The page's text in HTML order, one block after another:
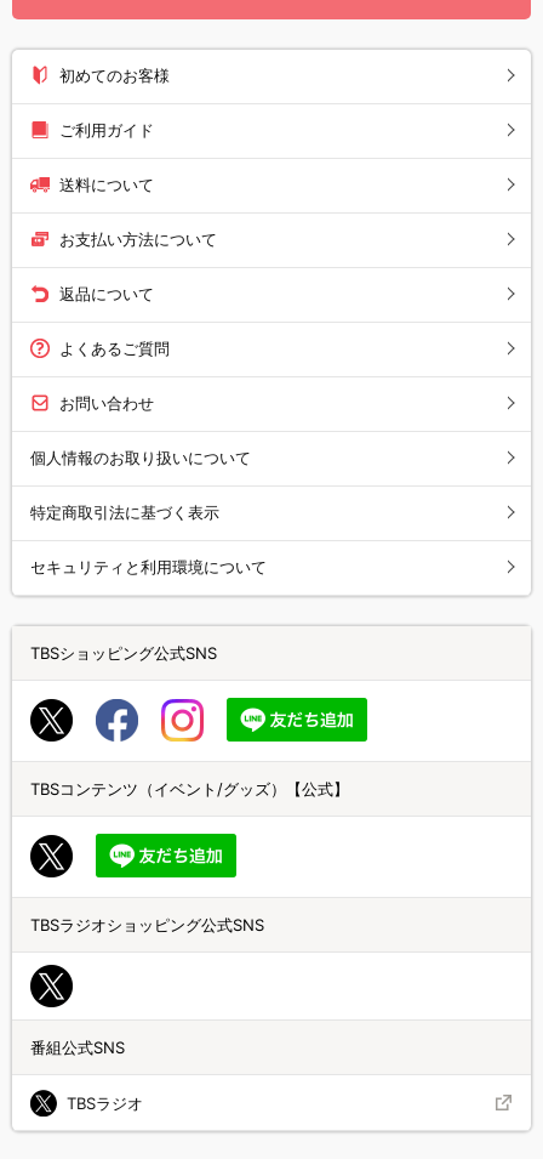
初めてのお客様
ご利用ガイド
送料について
お支払い方法について
返品について
よくあるご質問
お問い合わせ
個人情報のお取り扱いについて
特定商取引法に基づく表示
セキュリティと利用環境について
TBSショッピング公式SNS
TBSコンテンツ（イベント/グッズ）【公式】
TBSラジオショッピング公式SNS
番組公式SNS
TBSラジオ